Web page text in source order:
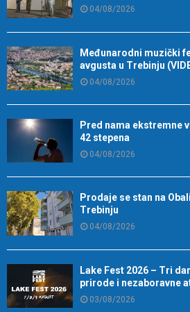
04/08/2026
Međunarodni muzički
avgusta u Trebinju
04/08/2026
Pred nama ekstremne
42 stepena
04/08/2026
Prodaje se stan na
Trebinju
04/08/2026
Lake Fest 2026 – Tri
prirode i nezaboravne
03/08/2026